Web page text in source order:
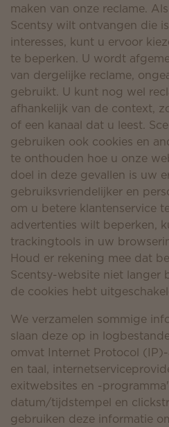
maken van onze reclame.
Scentsy wilt ontvangen die
interesses, kunt u ervoor
te beperken. U wordt
van dergelijke reclame,
gebruikt. U kunt nog wel
afhankelijk van de context,
of een kanaal dat u leest.
gebruiken ook cookies en
te onthouden hoe u onze
doel in deze gevallen is uw
gebruiksvriendelijker en
om u betere klantenservice
advertenties wilt beperken,
trackingtools in uw
Houd er rekening mee dat
Scentsy-website niet langer
de cookies hebt
We verzamelen sommige
slaan deze op in
omvat Internet Protocol
en taal,
exitwebsites en -
datum/tijdstempel en
gebruiken deze informatie